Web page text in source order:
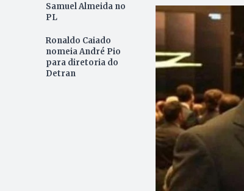
Samuel Almeida no
PL
Ronaldo Caiado
nomeia André Pio
para diretoria do
Detran